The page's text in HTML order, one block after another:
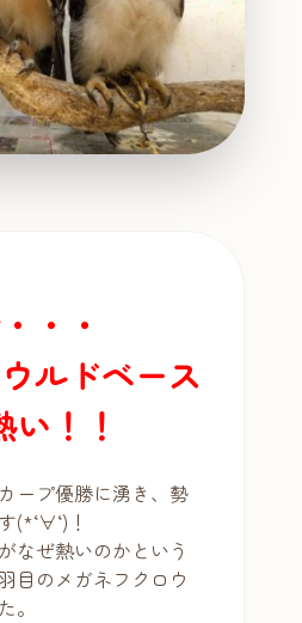
・・
ルドベース
い！！
ープ優勝に湧き、勢
(*‘∀‘)！
なぜ熱いのかという
目のメガネフクロウ
。